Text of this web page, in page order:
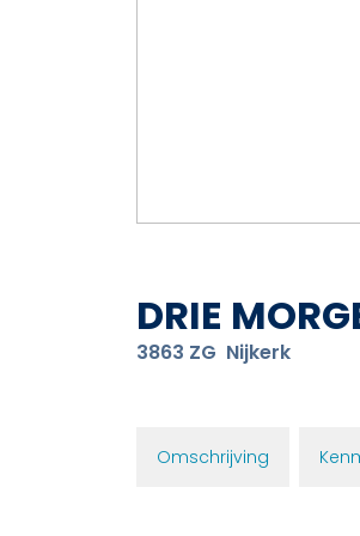
DRIE
3863 ZG Nijkerk
Omschrijving